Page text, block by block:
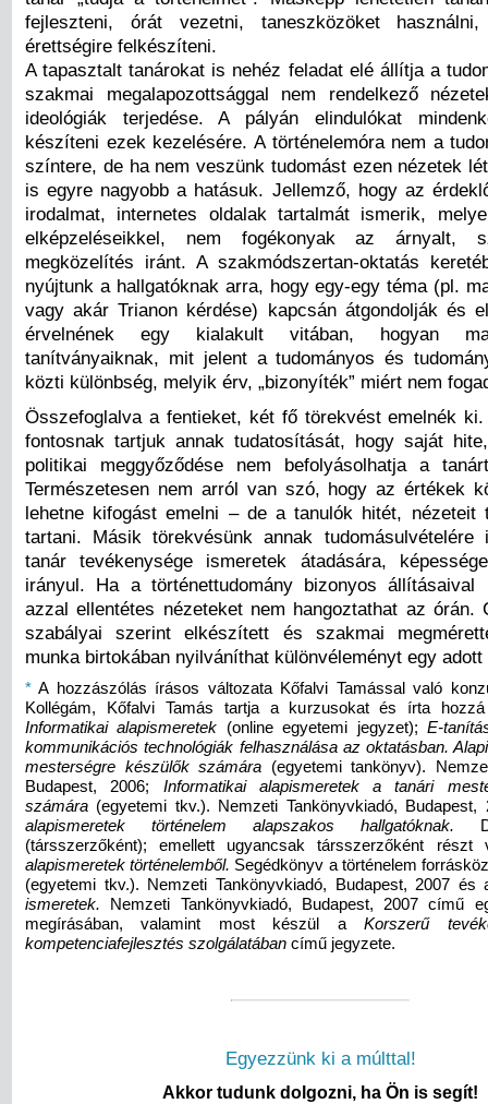
fejleszteni, órát vezetni, taneszközöket
érettségire felkészíteni.
A tapasztalt tanárokat is nehéz feladat elé állítja a
szakmai megalapozottsággal nem rendelkező
ideológiák terjedése. A pályán elindulókat
készíteni ezek kezelésére. A történelemóra nem a
színtere, de ha nem veszünk tudomást ezen nézetek
is egyre nagyobb a hatásuk. Jellemző, hogy az
irodalmat, internetes oldalak tartalmát ismerik,
elképzeléseikkel, nem fogékonyak az árnyalt,
megközelítés iránt. A szakmódszertan-oktatás
nyújtunk a hallgatóknak arra, hogy egy-egy téma (pl.
vagy akár Trianon kérdése) kapcsán átgondolják és
érvelnének egy kialakult vitában, hogyan
tanítványaiknak, mit jelent a tudományos és
közti különbség, melyik érv, „bizonyíték” miért nem
Összefoglalva a fentieket, két fő törekvést emelnék
fontosnak tartjuk annak tudatosítását, hogy saját
politikai meggyőződése nem befolyásolhatja a
Természetesen nem arról van szó, hogy az értékek
lehetne kifogást emelni – de a tanulók hitét, nézeteit
tartani. Másik törekvésünk annak tudomásulvételére
tanár tevékenysége ismeretek átadására,
irányul. Ha a történettudomány bizonyos
azzal ellentétes nézeteket nem hangoztathat az órán.
szabályai szerint elkészített és szakmai
munka birtokában nyilváníthat különvéleményt egy adott
* A hozzászólás írásos változata Kőfalvi Tamással való
Kollégám, Kőfalvi Tamás tartja a kurzusokat és írta
Informatikai alapismeretek (online egyetemi jegyzet);E-
kommunikációs technológiák felhasználása az oktatásban.
mesterségre készülők számára (egyetemi tankönyv).
Budapest, 2006; Informatikai alapismeretek a tanári
számára (egyetemi tkv.). Nemzeti Tankönyvkiadó,
alapismeretek történelem alapszakos hallgatóknak.
(társszerzőként); emellett ugyancsak társszerzőként
alapismeretek történelemből. Segédkönyv a történelem
(egyetemi tkv.). Nemzeti Tankönyvkiadó, Budapest, 2007
ismeretek. Nemzeti Tankönyvkiadó, Budapest, 2007 című
megírásában, valamint most készül aKorszerű
kompetenciafejlesztés szolgálatában című jegyzete.
Egyezzünk ki a múlttal!
Akkor tudunk dolgozni, ha Ön is segít!